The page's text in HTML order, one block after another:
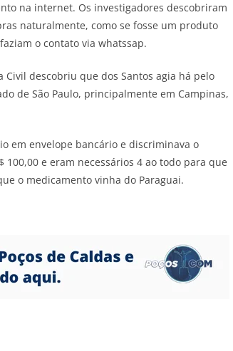
na internet. Os investigadores descobriram
naturalmente, como se fosse um produto
o contato via whatssap.
descobriu que dos Santos agia há pelo
de São Paulo, principalmente em Campinas,
em envelope bancário e discriminava o
e eram necessários 4 ao todo para que
o medicamento vinha do Paraguai.